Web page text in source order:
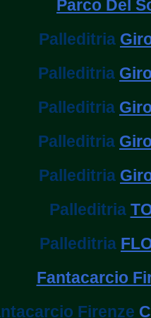
Parco Del
Palleditria
Palleditria
Palleditria
Palleditria
Palleditria
Palleditria
Palleditria
Fantacarcio
Firenze